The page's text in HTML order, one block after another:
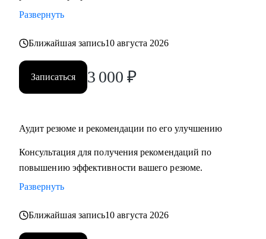
Развернуть
Ближайшая запись10 августа 2026
Записаться 3 000 ₽
Аудит резюме и рекомендации по его улучшению
Консультация для получения рекомендаций по
повышению эффективности вашего резюме.
Развернуть
Ближайшая запись10 августа 2026